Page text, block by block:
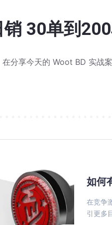
这款家居
排名
旺季已经
Deal，还有现
秒杀怎么报
的时候是不是都有同一个
搜索排名
被 AI 理解和
图解：从
等报价-跑活动"三步走，但
用吃掉？
送费将在 10 月 15 日至
却从
之前，巧豚豚先回答一个大
逊7.27标题
如何
在竞争
引更多